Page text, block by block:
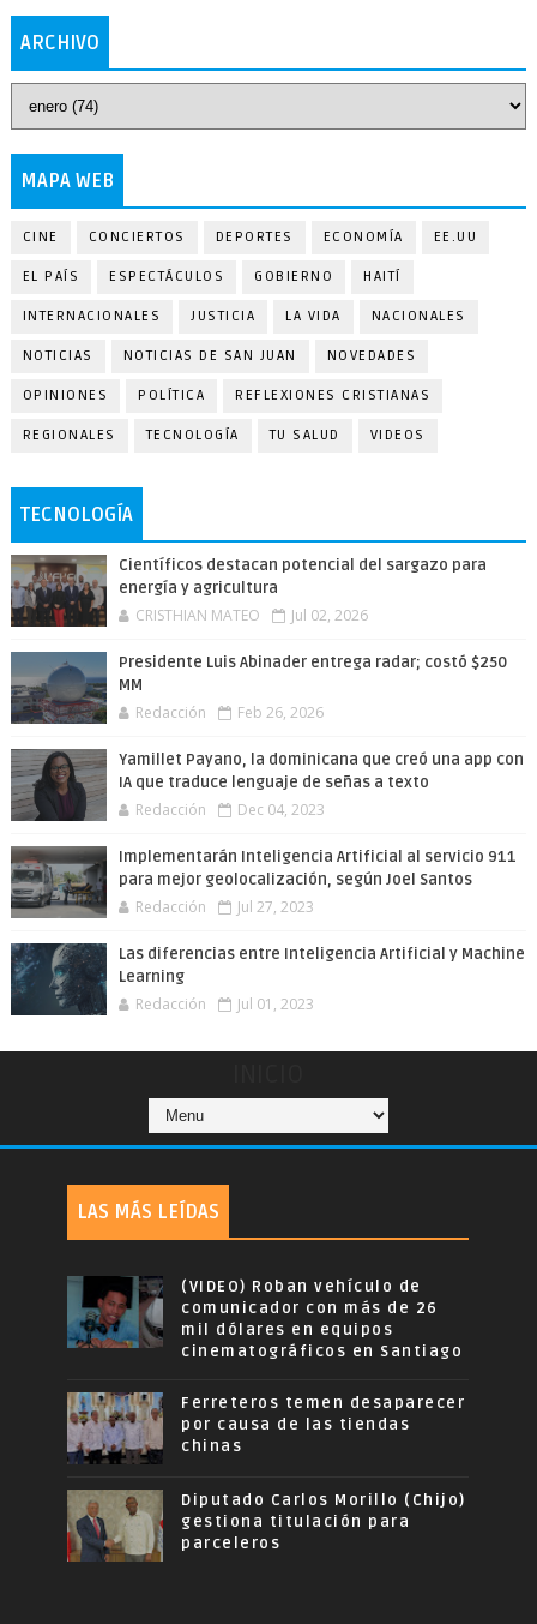
ARCHIVO
MAPA WEB
CINE CONCIERTOS DEPORTES ECONOMÍA EE.UU
EL PAÍS ESPECTÁCULOS GOBIERNO HAITÍ
INTERNACIONALES JUSTICIA LA VIDA NACIONALES
NOTICIAS NOTICIAS DE SAN JUAN NOVEDADES
OPINIONES POLÍTICA REFLEXIONES CRISTIANAS
REGIONALES TECNOLOGÍA TU SALUD VIDEOS
TECNOLOGÍA
Científicos destacan potencial del sargazo para
energía y agricultura
CRISTHIAN MATEO Jul 02, 2026
Presidente Luis Abinader entrega radar; costó $250
MM
Redacción Feb 26, 2026
Yamillet Payano, la dominicana que creó una app con
IA que traduce lenguaje de señas a texto
Redacción Dec 04, 2023
Implementarán Inteligencia Artificial al servicio 911
para mejor geolocalización, según Joel Santos
Redacción Jul 27, 2023
Las diferencias entre Inteligencia Artificial y Machine
Learning
Redacción Jul 01, 2023
LAS MÁS LEÍDAS
(VIDEO) Roban vehículo de
comunicador con más de 26
mil dólares en equipos
cinematográficos en Santiago
Ferreteros temen desaparecer
por causa de las tiendas
chinas
Diputado Carlos Morillo (Chijo)
gestiona titulación para
parceleros